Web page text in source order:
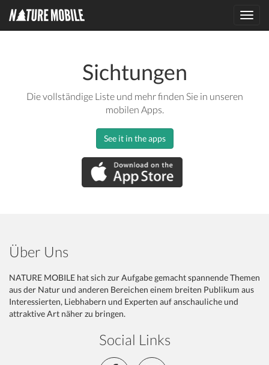
Sichtungen
Die vollständige Liste und mehr finden Sie in unseren
mobilen Apps.
See it in the apps
Über Uns
NATURE MOBILE hat sich zur Aufgabe gemacht spannende Themen
aus der Natur und anderen Bereichen einem breiten Publikum aus
Interessierten, Liebhabern und Experten auf anschauliche und
attraktive Art näher zu bringen.
Social Links